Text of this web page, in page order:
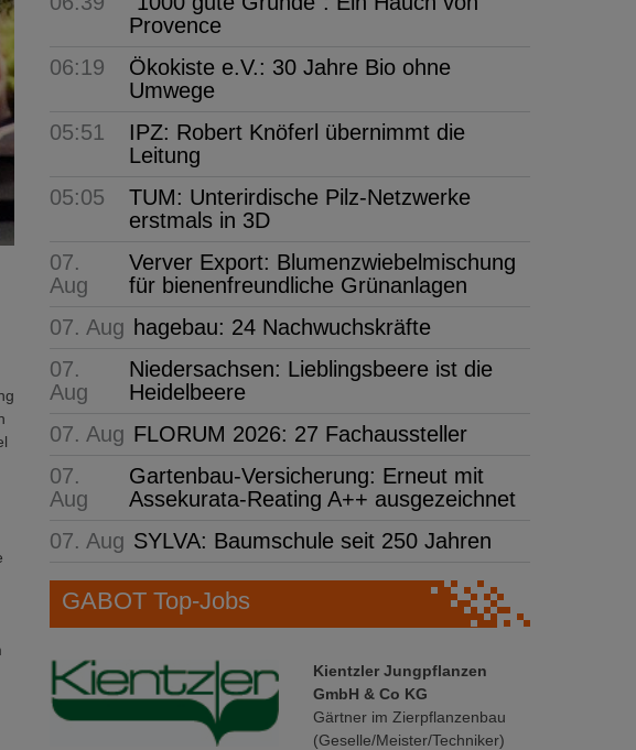
Provence
06:19
Ökokiste e.V.: 30 Jahre Bio ohne
Umwege
05:51
IPZ: Robert Knöferl übernimmt die
Leitung
05:05
TUM: Unterirdische Pilz-Netzwerke
erstmals in 3D
07.
Aug
Verver Export: Blumenzwiebelmischung
für bienenfreundliche Grünanlagen
07. Aug hagebau: 24 Nachwuchskräfte
07.
Aug
Niedersachsen: Lieblingsbeere ist die
Heidelbeere
07. Aug FLORUM 2026: 27 Fachaussteller
07.
Aug
Gartenbau-Versicherung: Erneut mit
Assekurata-Reating A++ ausgezeichnet
07. Aug SYLVA: Baumschule seit 250 Jahren
GABOT Top-Jobs
Kientzler Jungpflanzen
GmbH & Co KG
Gärtner im Zierpflanzenbau
(Geselle/Meister/Techniker)